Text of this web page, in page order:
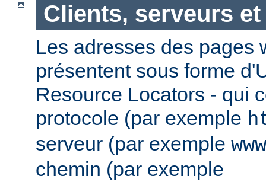
Clients, serveurs et
Les adresses des pages
présentent sous forme
Resource Locators - qui
protocole (par exemple
serveur (par exemple
chemin (par exemple